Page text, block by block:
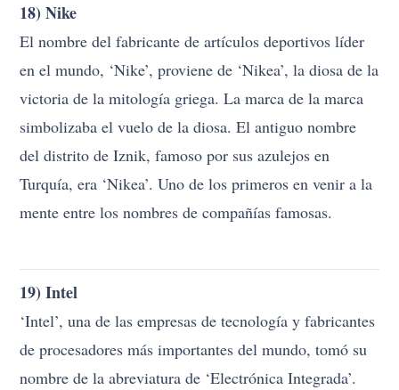
18) Nike
El nombre del fabricante de artículos deportivos líder
en el mundo, ‘Nike’, proviene de ‘Nikea’, la diosa de la
victoria de la mitología griega. La marca de la marca
simbolizaba el vuelo de la diosa. El antiguo nombre
del distrito de Iznik, famoso por sus azulejos en
Turquía, era ‘Nikea’. Uno de los primeros en venir a la
mente entre los nombres de compañías famosas.
19) Intel
‘Intel’, una de las empresas de tecnología y fabricantes
de procesadores más importantes del mundo, tomó su
nombre de la abreviatura de ‘Electrónica Integrada’.